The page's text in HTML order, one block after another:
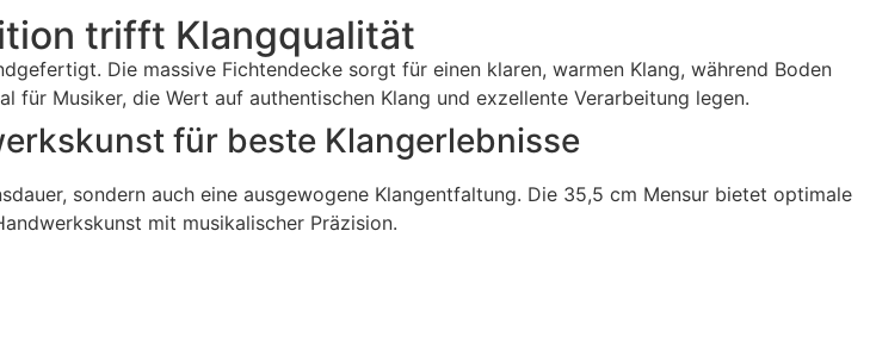
trifft Klangqualität
Die massive Fichtendecke sorgt für einen klaren, warmen Klang, während Boden
für Musiker, die Wert auf authentischen Klang und exzellente Verarbeitung legen.
für beste Klangerlebnisse
sondern auch eine ausgewogene Klangentfaltung. Die 35,5 cm Mensur bietet optimale
mit musikalischer Präzision.